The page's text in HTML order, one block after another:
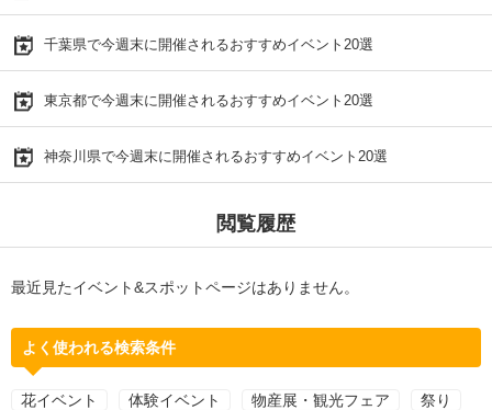
千葉県で今週末に開催されるおすすめイベント20選
東京都で今週末に開催されるおすすめイベント20選
神奈川県で今週末に開催されるおすすめイベント20選
閲覧履歴
最近見たイベント&スポットページはありません。
よく使われる検索条件
花イベント 体験イベント 物産展・観光フェア 祭り